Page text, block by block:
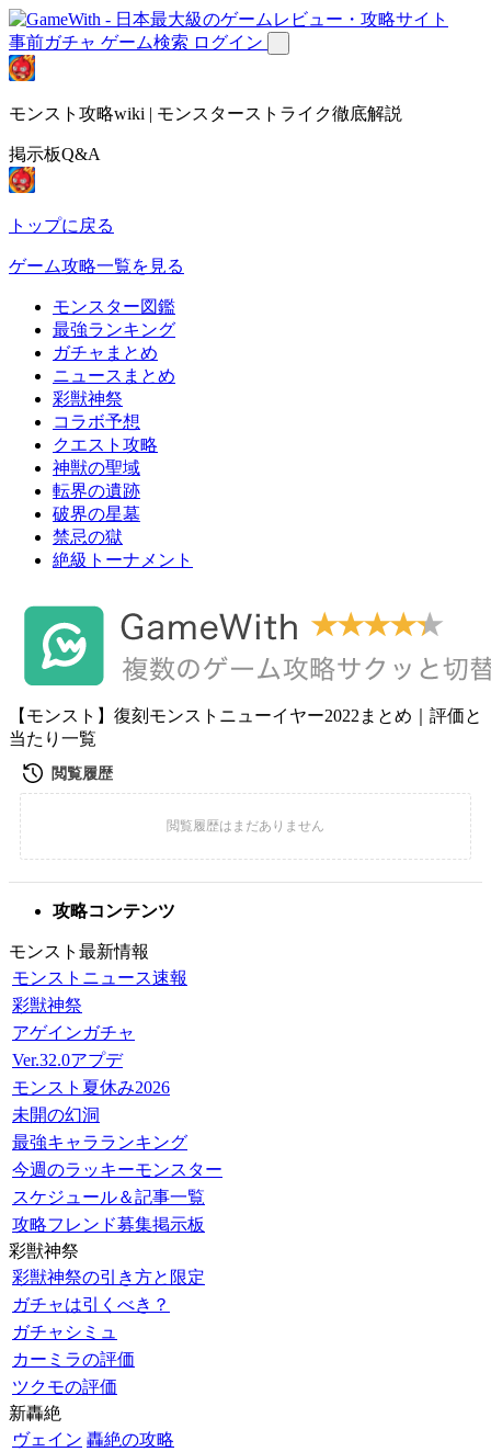
事前ガチャ ゲーム検索 ログイン
モンスト攻略wiki | モンスターストライク徹底解説
掲示板Q&A
トップに戻る
ゲーム攻略一覧を見る
モンスター図鑑
最強ランキング
ガチャまとめ
ニュースまとめ
彩獣神祭
コラボ予想
クエスト攻略
神獣の聖域
転界の遺跡
破界の星墓
禁忌の獄
絶級トーナメント
【モンスト】復刻モンストニューイヤー2022まとめ｜評価と
当たり一覧
攻略コンテンツ
モンスト最新情報
モンストニュース速報
彩獣神祭
アゲインガチャ
Ver.32.0アプデ
モンスト夏休み2026
未開の幻洞
最強キャラランキング
今週のラッキーモンスター
スケジュール＆記事一覧
攻略フレンド募集掲示板
彩獣神祭
彩獣神祭の引き方と限定
ガチャは引くべき？
ガチャシミュ
カーミラの評価
ツクモの評価
新轟絶
ヴェイン 轟絶の攻略